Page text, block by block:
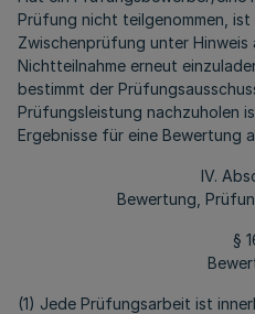
Prüfung nicht teilgenommen,
Zwischenprüfung unter Hinweis
Nichtteilnahme erneut
bestimmt der
Prüfungsleistung nachzuholen
Ergebnisse für eine Bewertung
IV.
Bewertung,
§
(1) Jede Prüfungsarbeit ist